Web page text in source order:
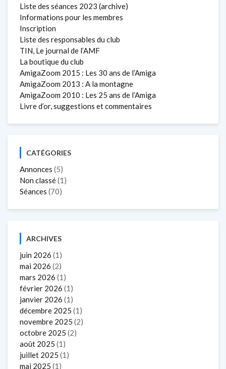
Liste des séances 2023 (archive)
Informations pour les membres
Inscription
Liste des responsables du club
TIN, Le journal de l’AMF
La boutique du club
AmigaZoom 2015 : Les 30 ans de l’Amiga
AmigaZoom 2013 : A la montagne
AmigaZoom 2010 : Les 25 ans de l’Amiga
Livre d’or, suggestions et commentaires
CATÉGORIES
Annonces (5)
Non classé(1)
Séances (70)
ARCHIVES
juin 2026 (1)
mai 2026 (2)
mars 2026 (1)
février 2026 (1)
janvier 2026 (1)
décembre 2025 (1)
novembre 2025 (2)
octobre 2025 (2)
août 2025 (1)
juillet 2025 (1)
mai 2025 (1)